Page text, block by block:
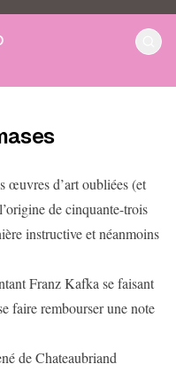
œuvres d’art oubliées (et
de cinquante-trois
instructive et néanmoins
Franz Kafka se faisant
faire rembourser une note
de Chateaubriand